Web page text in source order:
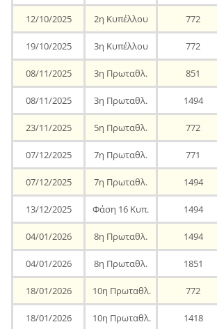
12/10/2025 2η Κυπέλλου 772
19/10/2025 3η Κυπέλλου 772
08/11/2025 3η Πρωταθλ. 851
08/11/2025 3η Πρωταθλ. 1494
23/11/2025 5η Πρωταθλ. 772
07/12/2025 7η Πρωταθλ. 771
07/12/2025 7η Πρωταθλ. 1494
13/12/2025 Φάση 16 Κυπ. 1494
04/01/2026 8η Πρωταθλ. 1494
04/01/2026 8η Πρωταθλ. 1851
18/01/2026 10η Πρωταθλ. 772
18/01/2026 10η Πρωταθλ. 1418